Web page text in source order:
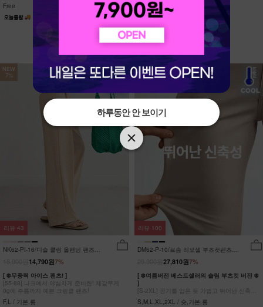
Free
Free
NEW
7%
NK62-PI-16/디슬 쿨링 올밴딩 팬츠
7%
14,790원
[ ❄️무중력 아이스 팬츠! ]
[55-88] 나크에서 야심차게 준비한! 체감무게
0g에 주름까지 예쁜 크링클 팬츠!
F,L / 기본,롱
리뷰 43
NEW
7%
DM62-P-10/르솜 리오셀 부츠컷팬츠
7%
27,810원
[ ❄️여름버전 베스트셀러의 슬림 부츠컷 버전 ❄️
]
[S-2XL] 공기를 입은 듯 가볍고 뛰어난 신축성
원단에 슬림함을 더한 부츠컷 팬츠!
S,M,L,XL,2XL / 숏,기본,롱
리뷰 100
하루동안 안 보이기
하루동안 안 보이기